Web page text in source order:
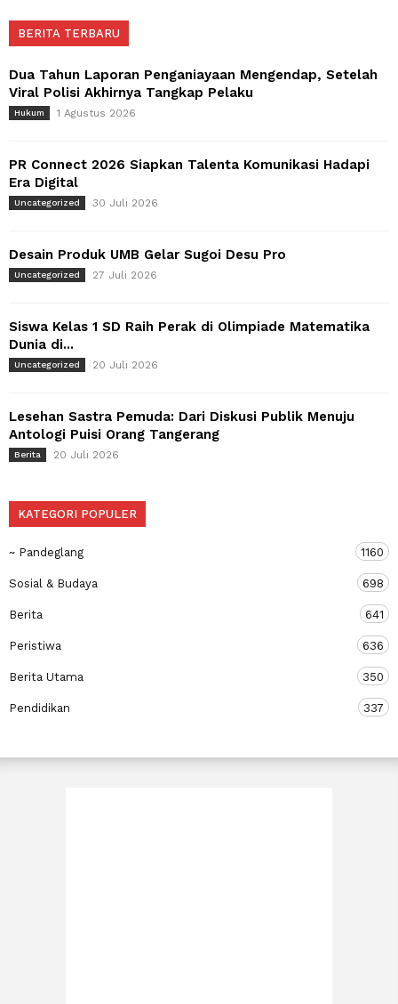
BERITA TERBARU
Dua Tahun Laporan Penganiayaan Mengendap, Setelah
Viral Polisi Akhirnya Tangkap Pelaku
Hukum 1 Agustus 2026
PR Connect 2026 Siapkan Talenta Komunikasi Hadapi
Era Digital
Uncategorized 30 Juli 2026
Desain Produk UMB Gelar Sugoi Desu Pro
Uncategorized 27 Juli 2026
Siswa Kelas 1 SD Raih Perak di Olimpiade Matematika
Dunia di...
Uncategorized 20 Juli 2026
Lesehan Sastra Pemuda: Dari Diskusi Publik Menuju
Antologi Puisi Orang Tangerang
Berita 20 Juli 2026
KATEGORI POPULER
~ Pandeglang 1160
Sosial & Budaya 698
Berita 641
Peristiwa 636
Berita Utama 350
Pendidikan 337